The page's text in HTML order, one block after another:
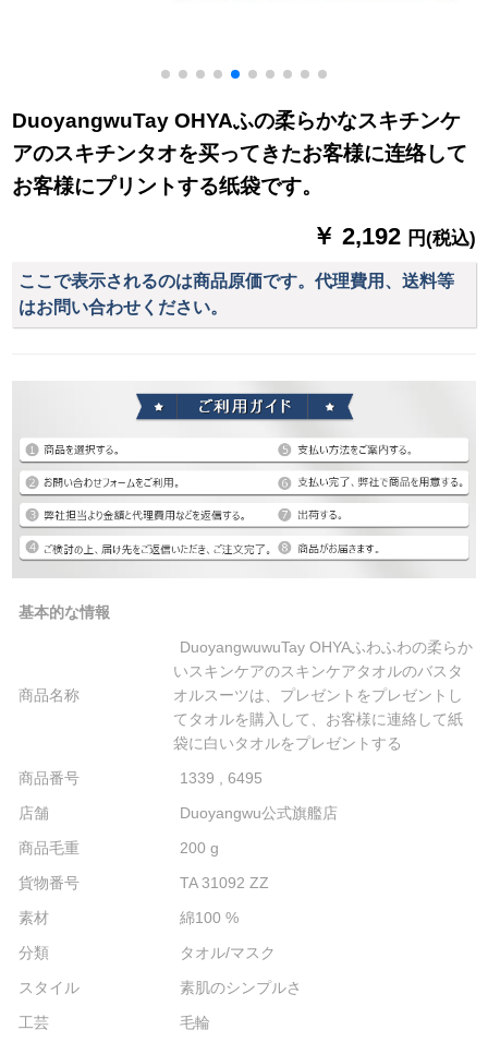
DuoyangwuTay OHYAふの柔らかなスキチンケ
アのスキチンタオを买ってきたお客様に连络して
お客様にプリントする纸袋です。
￥ 2,192 円(税込)
ここで表示されるのは商品原価です。代理費用、送料等
はお問い合わせください。
基本的な情報
商品名称
DuoyangwuwuTay OHYAふわふわの柔らか
いスキンケアのスキンケアタオルのバスタ
オルスーツは、プレゼントをプレゼントし
てタオルを購入して、お客様に連絡して紙
袋に白いタオルをプレゼントする
商品番号
1339 , 6495
店舗
Duoyangwu公式旗艦店
商品毛重
200 g
貨物番号
TA 31092 ZZ
素材
綿100 %
分類
タオル/マスク
スタイル
素肌のシンプルさ
工芸
毛輪